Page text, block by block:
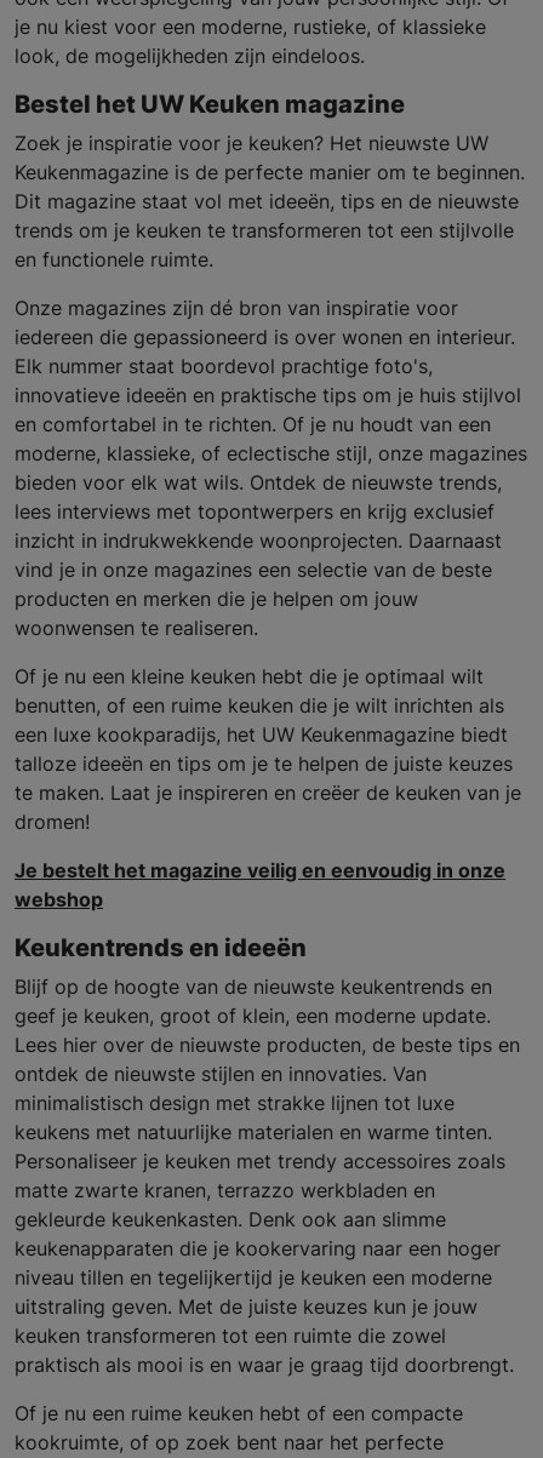
je nu kiest voor een moderne, rustieke, of klassieke
look, de mogelijkheden zijn eindeloos.
Bestel het UW Keuken magazine
Zoek je inspiratie voor je keuken? Het nieuwste UW
Keukenmagazine is de perfecte manier om te beginnen.
Dit magazine staat vol met ideeën, tips en de nieuwste
trends om je keuken te transformeren tot een stijlvolle
en functionele ruimte.
Onze magazines zijn dé bron van inspiratie voor
iedereen die gepassioneerd is over wonen en interieur.
Elk nummer staat boordevol prachtige foto's,
innovatieve ideeën en praktische tips om je huis stijlvol
en comfortabel in te richten. Of je nu houdt van een
moderne, klassieke, of eclectische stijl, onze magazines
bieden voor elk wat wils. Ontdek de nieuwste trends,
lees interviews met topontwerpers en krijg exclusief
inzicht in indrukwekkende woonprojecten. Daarnaast
vind je in onze magazines een selectie van de beste
producten en merken die je helpen om jouw
woonwensen te realiseren.
Of je nu een kleine keuken hebt die je optimaal wilt
benutten, of een ruime keuken die je wilt inrichten als
een luxe kookparadijs, het UW Keukenmagazine biedt
talloze ideeën en tips om je te helpen de juiste keuzes
te maken. Laat je inspireren en creëer de keuken van je
dromen!
Je bestelt het magazine veilig en eenvoudig in onze
webshop
Keukentrends en ideeën
Blijf op de hoogte van de nieuwste keukentrends en
geef je keuken, groot of klein, een moderne update.
Lees hier over de nieuwste producten, de beste tips en
ontdek de nieuwste stijlen en innovaties. Van
minimalistisch design met strakke lijnen tot luxe
keukens met natuurlijke materialen en warme tinten.
Personaliseer je keuken met trendy accessoires zoals
matte zwarte kranen, terrazzo werkbladen en
gekleurde keukenkasten. Denk ook aan slimme
keukenapparaten die je kookervaring naar een hoger
niveau tillen en tegelijkertijd je keuken een moderne
uitstraling geven. Met de juiste keuzes kun je jouw
keuken transformeren tot een ruimte die zowel
praktisch als mooi is en waar je graag tijd doorbrengt.
Of je nu een ruime keuken hebt of een compacte
kookruimte, of op zoek bent naar het perfecte